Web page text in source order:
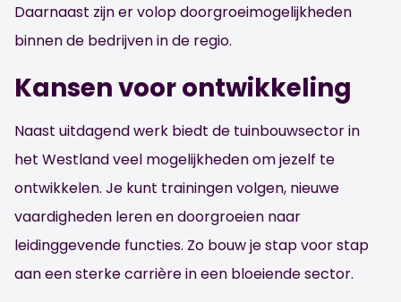
Daarnaast zijn er volop doorgroeimogelijkheden
binnen de bedrijven in de regio.
Kansen voor ontwikkeling
Naast uitdagend werk biedt de tuinbouwsector in
het Westland veel mogelijkheden om jezelf te
ontwikkelen. Je kunt trainingen volgen, nieuwe
vaardigheden leren en doorgroeien naar
leidinggevende functies. Zo bouw je stap voor stap
aan een sterke carrière in een bloeiende sector.